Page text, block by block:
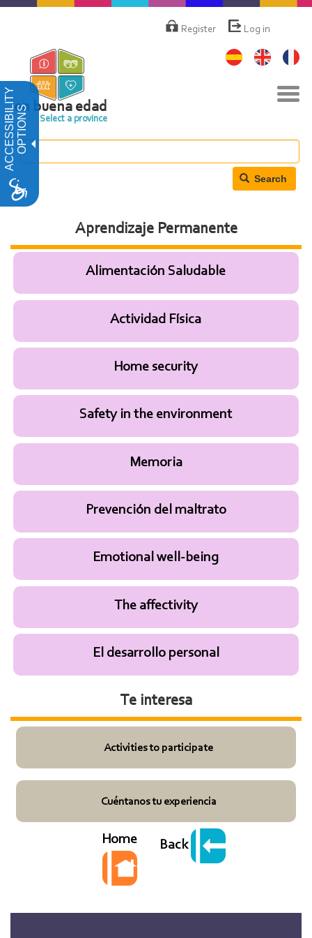
ACCESSIBILITYOPTIONS
Skip
content
deRegister Log in
en buena edad
Select a province
Search
Aprendizaje Permanente
Alimentación Saludable
Actividad Física
Home security
Safety in the environment
Memoria
Prevención del maltrato
Emotional well-being
The affectivity
El desarrollo personal
Te interesa
Activities to participate
Cuéntanos tu experiencia
Home Back